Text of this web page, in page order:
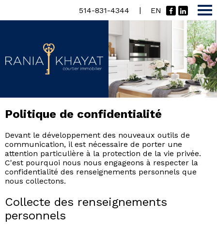
514-831-4344 | EN
Politique de confidentialité
Devant le développement des nouveaux outils de
communication, il est nécessaire de porter une
attention particulière à la protection de la vie privée.
C'est pourquoi nous nous engageons à respecter la
confidentialité des renseignements personnels que
nous collectons.
Collecte des renseignements
personnels